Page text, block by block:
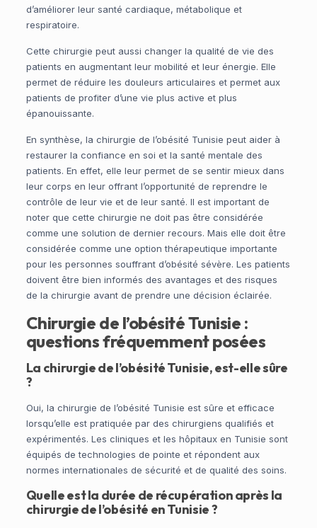
d’améliorer leur santé cardiaque, métabolique et
respiratoire.
Cette chirurgie peut aussi changer la qualité de vie des
patients en augmentant leur mobilité et leur énergie. Elle
permet de réduire les douleurs articulaires et permet aux
patients de profiter d’une vie plus active et plus
épanouissante.
En synthèse, la chirurgie de l’obésité Tunisie peut aider à
restaurer la confiance en soi et la santé mentale des
patients. En effet, elle leur permet de se sentir mieux dans
leur corps en leur offrant l’opportunité de reprendre le
contrôle de leur vie et de leur santé. Il est important de
noter que cette chirurgie ne doit pas être considérée
comme une solution de dernier recours. Mais elle doit être
considérée comme une option thérapeutique importante
pour les personnes souffrant d’obésité sévère. Les patients
doivent être bien informés des avantages et des risques
de la chirurgie avant de prendre une décision éclairée.
Chirurgie de l’obésité Tunisie :
questions fréquemment posées
La chirurgie de l’obésité Tunisie, est-elle sûre
?
Oui, la chirurgie de l’obésité Tunisie est sûre et efficace
lorsqu’elle est pratiquée par des chirurgiens qualifiés et
expérimentés. Les cliniques et les hôpitaux en Tunisie sont
équipés de technologies de pointe et répondent aux
normes internationales de sécurité et de qualité des soins.
Quelle est la durée de récupération après la
chirurgie de l’obésité en Tunisie ?